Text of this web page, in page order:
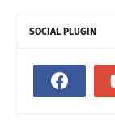
SOCIAL PLUGIN